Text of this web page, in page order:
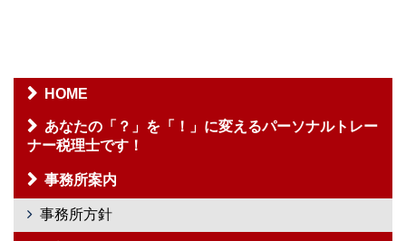
HOME
あなたの「？」を「！」に変えるパーソナルトレー
ナー税理士です！
事務所案内
事務所方針